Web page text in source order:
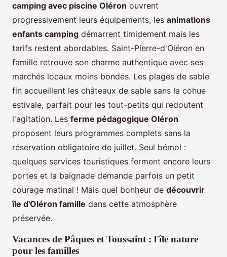
camping avec piscine Oléron ouvrent
progressivement leurs équipements, les animations
enfants camping démarrent timidement mais les
tarifs restent abordables. Saint-Pierre-d'Oléron en
famille retrouve son charme authentique avec ses
marchés locaux moins bondés. Les plages de sable
fin accueillent les châteaux de sable sans la cohue
estivale, parfait pour les tout-petits qui redoutent
l'agitation. Les ferme pédagogique Oléron
proposent leurs programmes complets sans la
réservation obligatoire de juillet. Seul bémol :
quelques services touristiques ferment encore leurs
portes et la baignade demande parfois un petit
courage matinal ! Mais quel bonheur de découvrir
île d'Oléron famille dans cette atmosphère
préservée.
Vacances de Pâques et Toussaint : l'île nature
pour les familles